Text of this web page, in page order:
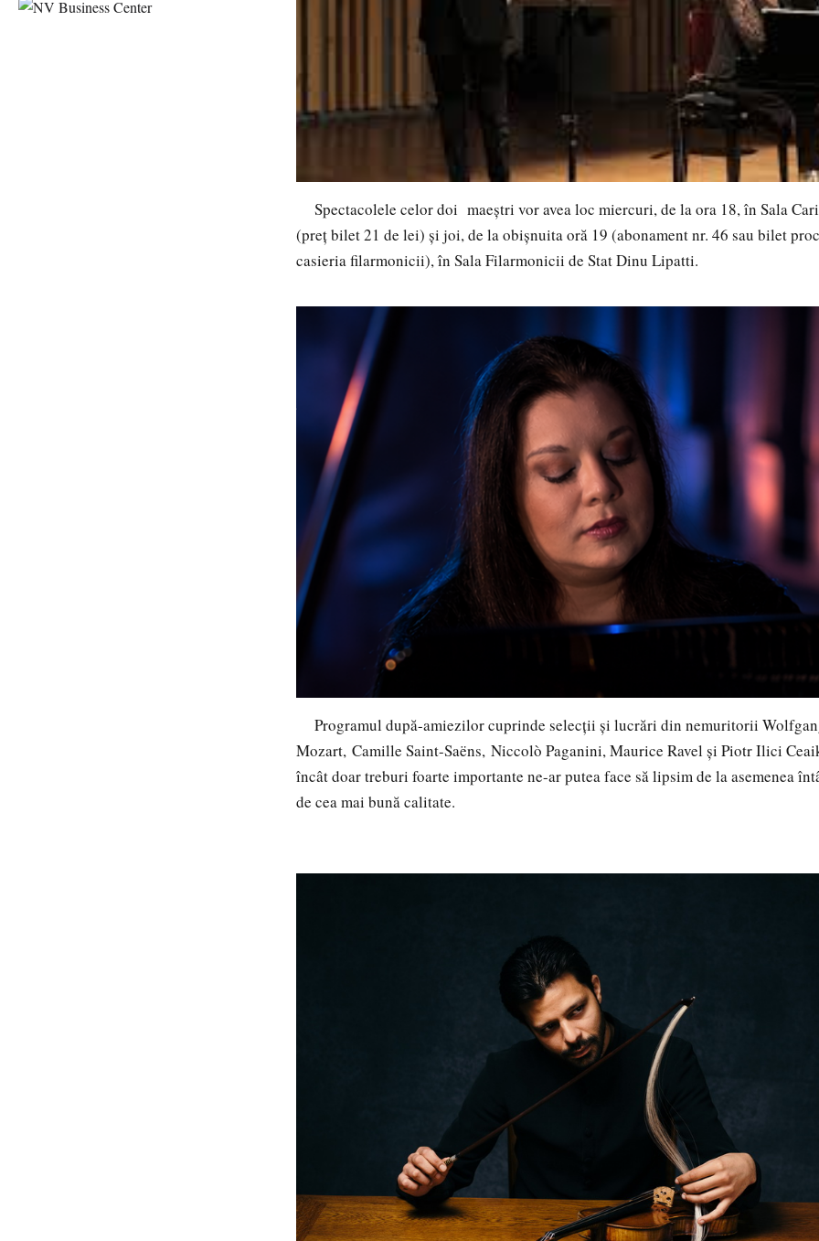
Spectacolele celor doi maeștri vor avea loc miercuri, de la ora 18, în Sala
(preț bilet 21 de lei) și joi, de la obișnuita oră 19 (abonament nr. 46 sau bilet
casieria filarmonicii), în Sala Filarmonicii de Stat Dinu Lipatti.
Programul după-amiezilor cuprinde selecții și lucrări din nemuritorii
Mozart, Camille Saint-Saëns, Niccolò Paganini, Maurice Ravel și Piotr Ilici
încât doar treburi foarte importante ne-ar putea face să lipsim de la asemenea
de cea mai bună calitate.